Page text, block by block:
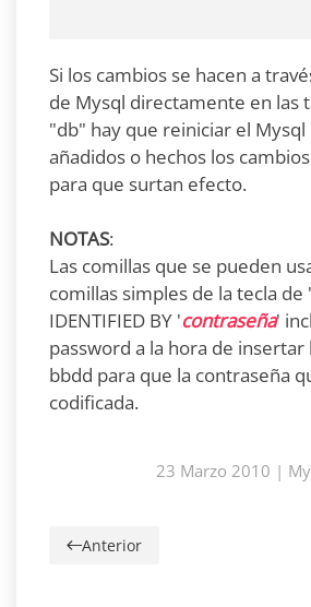
Si los cambios se hacen a
de Mysql directamente en las
"db" hay que reiniciar el Mysql
añadidos o hechos los
para que surtan efecto.
NOTAS:
Las comillas que se pueden
comillas simples de la tecla de
IDENTIFIED BY 'contraseña'
password a la hora de insertar
bbdd para que la contraseña
codificada.
23 Marzo 2010 |
Anterior